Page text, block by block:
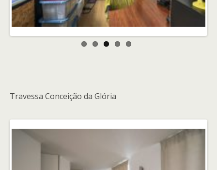
Travessa Conceição da Glória